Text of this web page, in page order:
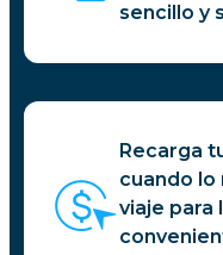
sencillo y
Recarga
cuando lo
viaje para